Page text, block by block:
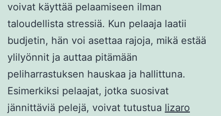
voivat käyttää pelaamiseen ilman
taloudellista stressiä. Kun pelaaja laatii
budjetin, hän voi asettaa rajoja, mikä estää
ylilyönnit ja auttaa pitämään
peliharrastuksen hauskaa ja hallittuna.
Esimerkiksi pelaajat, jotka suosivat
jännittäviä pelejä, voivat tutustua lizaro